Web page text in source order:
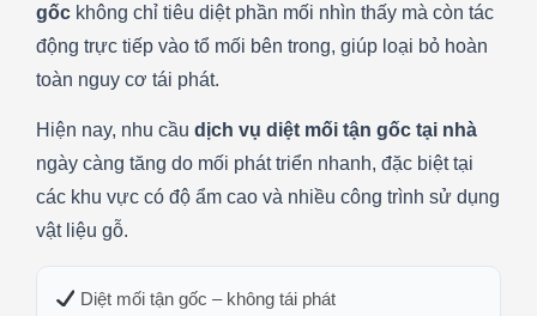
gốc không chỉ tiêu diệt phần mối nhìn thấy mà còn tác
động trực tiếp vào tổ mối bên trong, giúp loại bỏ hoàn
toàn nguy cơ tái phát.
Hiện nay, nhu cầu dịch vụ diệt mối tận gốc tại nhà
ngày càng tăng do mối phát triển nhanh, đặc biệt tại
các khu vực có độ ẩm cao và nhiều công trình sử dụng
vật liệu gỗ.
Diệt mối tận gốc – không tái phát